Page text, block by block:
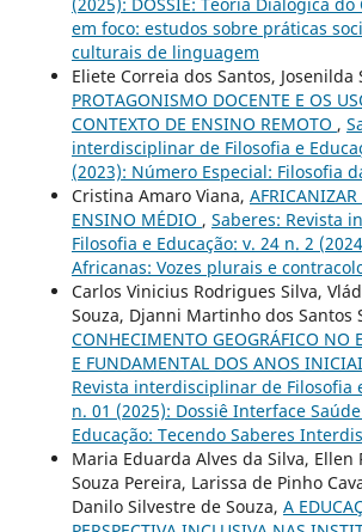
em foco: estudos sobre práticas
culturais de linguagem
Eliete Correia dos Santos, Josenilda
PROTAGONISMO DOCENTE E OS
CONTEXTO DE ENSINO REMOTO ,
interdisciplinar de Filosofia e
(2023): Número Especial: Filosofia
Cristina Amaro Viana,
ENSINO MÉDIO , Saberes: Revista
Filosofia e Educação: v. 24 n. 2
Africanas: Vozes plurais e
Carlos Vinicius Rodrigues Silva,
Souza, Djanni Martinho dos Santos
CONHECIMENTO GEOGRÁFICO NO
E FUNDAMENTAL DOS ANOS
Revista interdisciplinar de Filosofia
n. 01 (2025): Dossiê Interface
Educação: Tecendo Saberes
Maria Eduarda Alves da Silva, Ellen
Souza Pereira, Larissa de Pinho
Danilo Silvestre de Souza, A